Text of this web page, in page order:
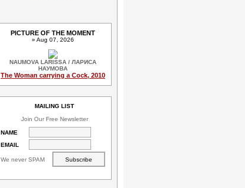
PICTURE OF THE MOMENT
» Aug 07, 2026
NAUMOVA LARISSA / ЛАРИСА
НАУМОВА
The Woman carrying a Cock, 2010
MAILING LIST
Join Our Free Newsletter
NAME
EMAIL
We never SPAM